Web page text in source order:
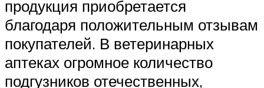
продукция приобретается
благодаря положительным отзывам
покупателей. В ветеринарных
аптеках огромное количество
подгузников отечественных,